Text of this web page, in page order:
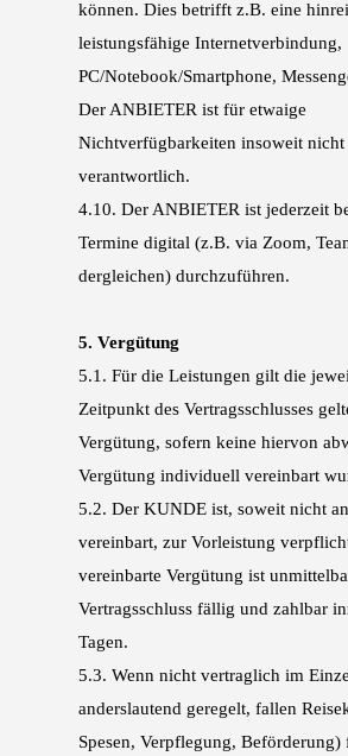
können. Dies betrifft z.B. eine
leistungsfähige Internetverbindung,
PC/Notebook/Smartphone,
Der ANBIETER ist für etwaige
Nichtverfügbarkeiten insoweit nicht
verantwortlich.
4.10. Der ANBIETER ist jederzeit
Termine digital (z.B. via Zoom,
dergleichen) durchzuführen.
5. Vergütung
5.1. Für die Leistungen gilt die
Zeitpunkt des Vertragsschlusses
Vergütung, sofern keine hiervon
Vergütung individuell vereinbart
5.2. Der KUNDE ist, soweit nicht
vereinbart, zur Vorleistung
vereinbarte Vergütung ist
Vertragsschluss fällig und zahlbar
Tagen.
5.3. Wenn nicht vertraglich im
anderslautend geregelt, fallen
Spesen, Verpflegung, Beförderung)